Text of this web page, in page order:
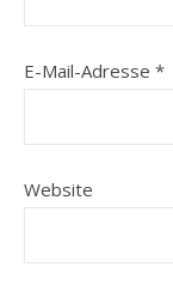
E-Mail-Adresse *
Website